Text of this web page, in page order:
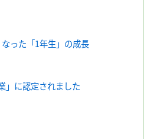
った「1年生」の成長
」に認定されました